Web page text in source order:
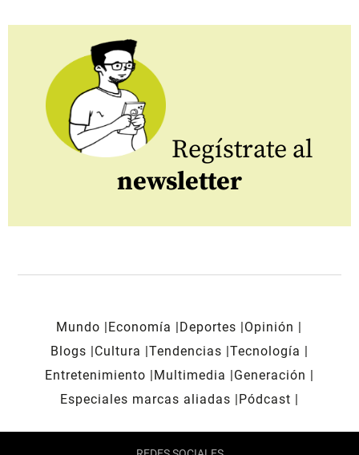
Regístrate al
newsletter
Mundo Economía Deportes
Opinión
Blogs
Cultura Tendencias Tecnología
Entretenimiento
Multimedia
Generación
Especiales marcas aliadas
Pódcast